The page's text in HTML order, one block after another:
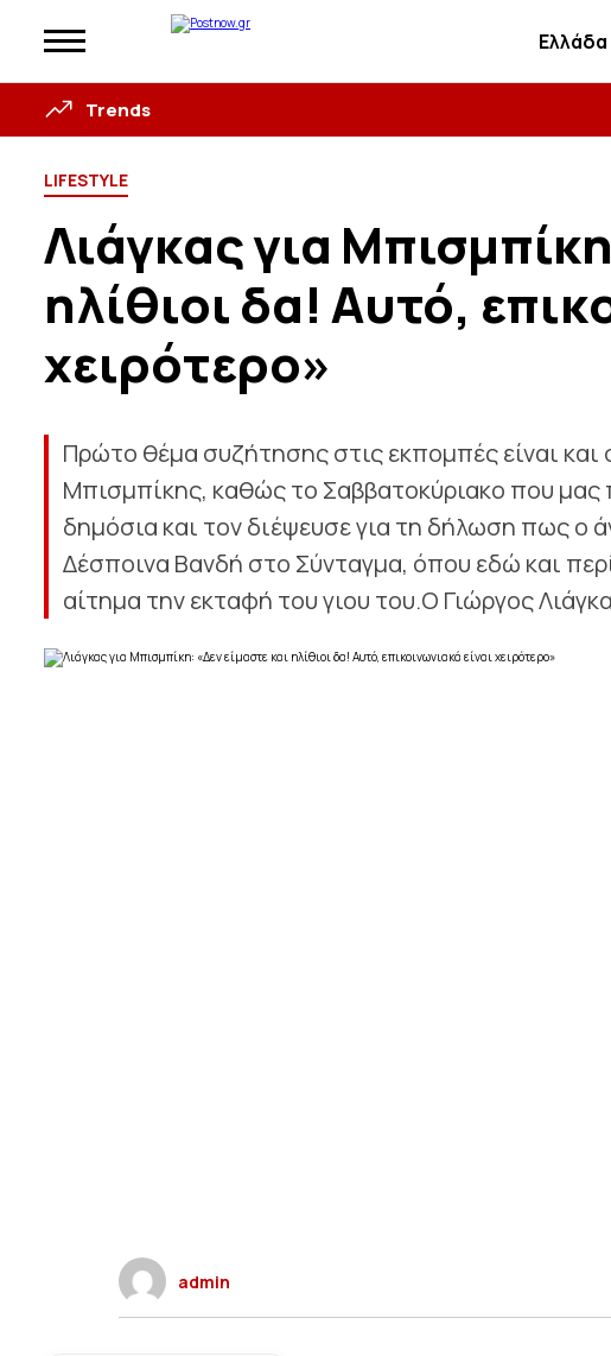
Ελλάδα
Trends
LIFESTYLE
Λιάγκας για
ηλίθιοι δα! Αυτό,
χειρότερο»
Πρώτο θέμα συζήτησης στις εκπομπές είναι
Μπισμπίκης, καθώς το Σαββατοκύριακο που μας
δημόσια και τον διέψευσε για τη δήλωση πως ο
Δέσποινα Βανδή στο Σύνταγμα, όπου εδώ και
αίτημα την εκταφή του γιου του.Ο Γιώργος
admin